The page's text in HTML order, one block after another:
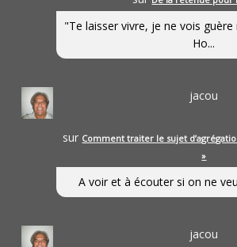
"Te laisser vivre, je ne vois
Ho...
jacou
sur Comment traiter le sujet
»
A voir et à écouter si on ne
jacou